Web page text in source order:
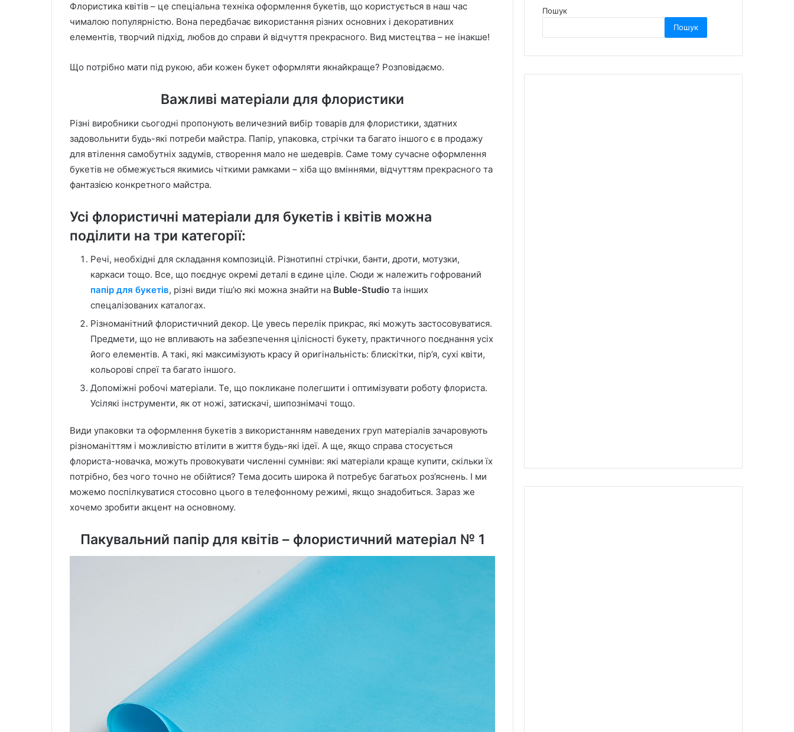
Флористика квітів – це спеціальна техніка оформлення букетів, що користується в наш час
чималою популярністю. Вона передбачає використання різних основних і декоративних
елементів, творчий підхід, любов до справи й відчуття прекрасного. Вид мистецтва – не інакше!
Що потрібно мати під рукою, аби кожен букет оформляти якнайкраще? Розповідаємо.
Важливі матеріали для флористики
Різні виробники сьогодні пропонують величезний вибір товарів для флористики, здатних
задовольнити будь-які потреби майстра. Папір, упаковка, стрічки та багато іншого є в продажу
для втілення самобутніх задумів, створення мало не шедеврів. Саме тому сучасне оформлення
букетів не обмежується якимись чіткими рамками – хіба що вміннями, відчуттям прекрасного та
фантазією конкретного майстра.
Усі флористичні матеріали для букетів і квітів можна
поділити на три категорії:
Речі, необхідні для складання композицій. Різнотипні стрічки, банти, дроти, мотузки,
каркаси тощо. Все, що поєднує окремі деталі в єдине ціле. Сюди ж належить гофрований
папір для букетів, різні види тіш’ю які можна знайти на Buble-Studio та інших
спецалізованих каталогах.
Різноманітний флористичний декор. Це увесь перелік прикрас, які можуть застосовуватися.
Предмети, що не впливають на забезпечення цілісності букету, практичного поєднання усіх
його елементів. А такі, які максимізують красу й оригінальність: блискітки, пір’я, сухі квіти,
кольорові спреї та багато іншого.
Допоміжні робочі матеріали. Те, що покликане полегшити і оптимізувати роботу флориста.
Усілякі інструменти, як от ножі, затискачі, шипознімачі тощо.
Види упаковки та оформлення букетів з використанням наведених груп матеріалів зачаровують
різноманіттям і можливістю втілити в життя будь-які ідеї. А ще, якщо справа стосується
флориста-новачка, можуть провокувати численні сумніви: які матеріали краще купити, скільки їх
потрібно, без чого точно не обійтися? Тема досить широка й потребує багатьох роз’яснень. І ми
можемо поспілкуватися стосовно цього в телефонному режимі, якщо знадобиться. Зараз же
хочемо зробити акцент на основному.
Пакувальний папір для квітів – флористичний матеріал № 1
Пошук
Пошук